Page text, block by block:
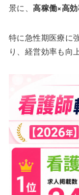
景に、高稼働×高
特に急性期医療に
り、経営効率も向